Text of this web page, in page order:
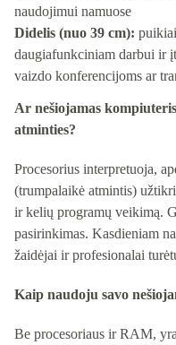
naudojimui namuose
Didelis (nuo 39 cm):
daugiafunkciniam darbui ir
vaizdo konferencijoms ar
Ar nešiojamas
atminties?
Procesorius interpretuoja,
(trumpalaikė atmintis)
ir kelių programų veikimą.
pasirinkimas. Kasdieniam
žaidėjai ir profesionalai
Kaip naudoju savo
Be procesoriaus ir RAM,